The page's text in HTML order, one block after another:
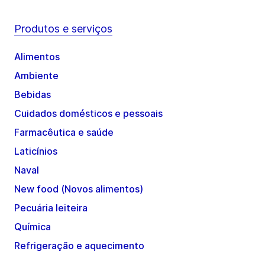
Produtos e serviços
Alimentos
Ambiente
Bebidas
Cuidados domésticos e pessoais
Farmacêutica e saúde
Laticínios
Naval
New food (Novos alimentos)
Pecuária leiteira
Química
Refrigeração e aquecimento